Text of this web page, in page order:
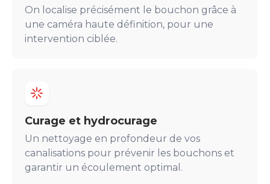
On localise précisément le bouchon grâce à
une caméra haute définition, pour une
intervention ciblée.
Curage et hydrocurage
Un nettoyage en profondeur de vos
canalisations pour prévenir les bouchons et
garantir un écoulement optimal.